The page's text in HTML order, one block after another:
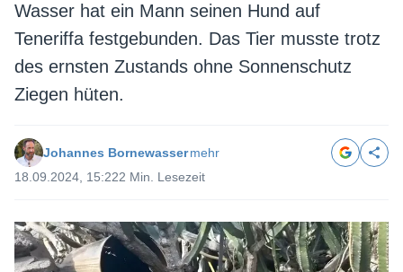
Wasser hat ein Mann seinen Hund auf
Teneriffa festgebunden. Das Tier musste trotz
des ernsten Zustands ohne Sonnenschutz
Ziegen hüten.
Johannes Bornewassermehr
18.09.2024, 15:222 Min. Lesezeit